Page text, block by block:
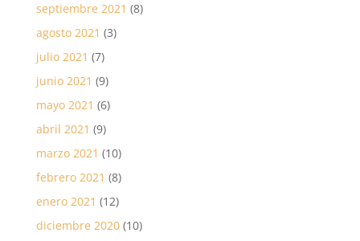
septiembre 2021 (8)
agosto 2021 (3)
julio 2021 (7)
junio 2021 (9)
mayo 2021 (6)
abril 2021 (9)
marzo 2021 (10)
febrero 2021 (8)
enero 2021 (12)
diciembre 2020(10)